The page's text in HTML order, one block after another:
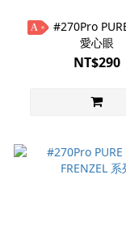
A
愛心眼
NT$290